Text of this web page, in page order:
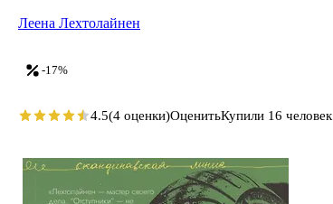
-17%
Леена Лехтолайнен
4.5(4 оценки)ОценитьКупили 16 человек